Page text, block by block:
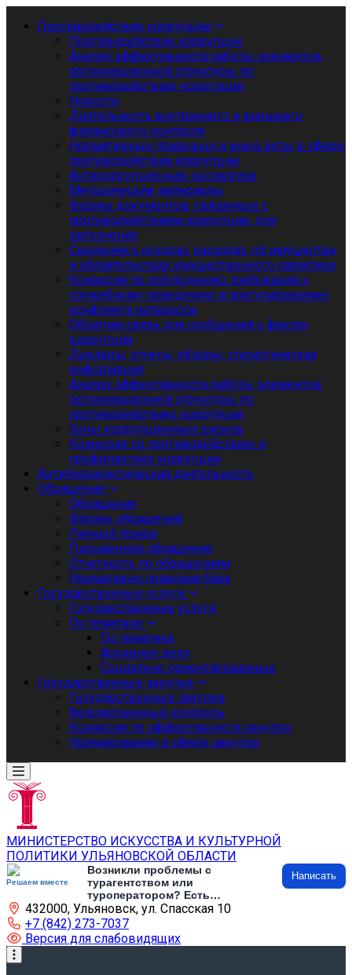
Противодействие коррупции
Противодействие коррупции
Анализ эффективности работы элементов
организационной структуры по
противодействию коррупции
Новости
Деятельность внутреннего и внешнего
финансового контроля
Нормативные правовые и иные акты в сфере
противодействия коррупции
Антикоррупционная экспертиза
Методические материалы
Формы документов, связанные с
противодействием коррупции, для
заполнения
Сведения о доходах, расходах, об имуществе
и обязательствах имущественного характера
Комиссия по соблюдению требований к
служебному поведению и урегулированию
конфликта интересов
Обратная связь для сообщений о фактах
коррупции
Доклады, отчеты, обзоры, статистическая
информация
Анализ эффективности работы элементов
организационной структуры по
противодействию коррупции
Зоны коррупционных рисков
Комиссия по противодействию и
профилактике коррупции
Антитеррористическая деятельность
Обращения
Обращения
Формы обращений
Личный приём
Письменное обращение
Отчетность по обращениям
Нормативно правовая база
Государственные услуги
Государственные услуги
По тематике
По тематике
Архивное дело
Социально ориентированные
Государственные закупки
Государственные закупки
Ведомственный контроль
Комиссия по эффективности закупок
Нормирование в сфере закупок
МИНИСТЕРСТВО ИСКУССТВА И КУЛЬТУРНОЙ
ПОЛИТИКИ УЛЬЯНОВСКОЙ ОБЛАСТИ
Решаем вместе
Возникли проблемы с
турагентством или
туроператором? Есть
предложения по развитию
туризма и туристической
инфраструктуры? Напишите об
этом
Написать
432000, Ульяновск, ул. Спасская 10
+7 (842) 273-7037
Версия для слабовидящих